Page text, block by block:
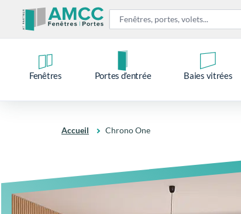
Fenêtres Portes d’entrée Baies vitrées
Accueil Chrono One